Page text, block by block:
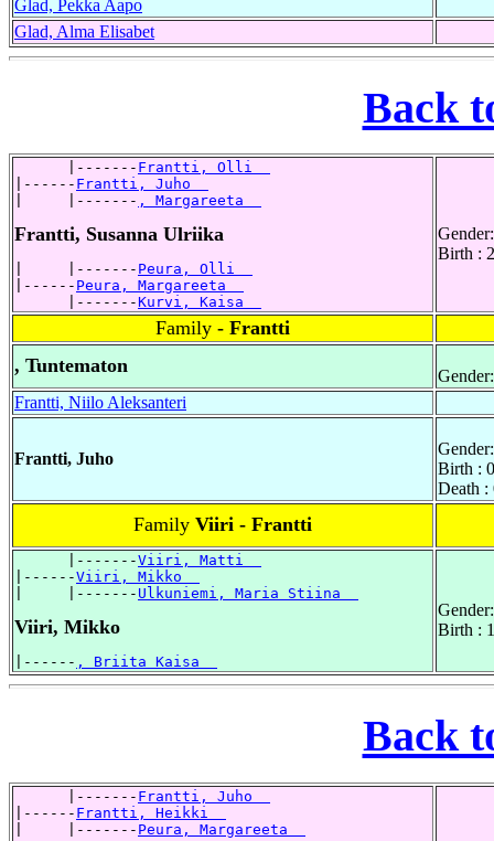
Glad, Pekka Aapo
Glad, Alma Elisabet
Back
      |-------
Frantti, Olli
|------ Frantti, Juho
|     |------- , Margareeta
Frantti, Susanna Ulriika
|     |------- Peura, Olli
|------ Peura, Margareeta
      |-------
Kurvi, Kaisa
Birth :
Family - Frantti
, Tuntematon
Frantti, Niilo Aleksanteri
Frantti, Juho
Birth :
Death :
Family Viiri - Frantti
      |-------
Viiri, Matti
|------Viiri, Mikko
|     |------- Ulkuniemi, Maria Stiina
Viiri, Mikko
|------ , Briita Kaisa
Birth :
Back
      |-------
Frantti, Juho
|------ Frantti, Heikki
|     |------- Peura, Margareeta